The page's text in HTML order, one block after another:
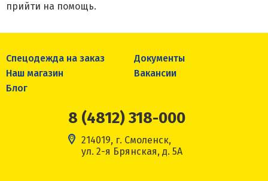
прийти на помощь.
Спецодежда на заказ
Документы
Наш магазин
Вакансии
Блог
8 (4812) 318-000
214019, г. Смоленск,
ул. 2-я Брянская, д. 5А